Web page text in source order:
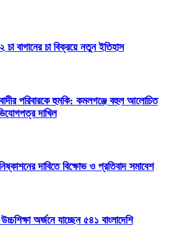
চা বাগানের চা বিক্রয়ে নতুন ইতিহাস
পরিবারকে হুমকি: কমলগঞ্জে বহুল আলোচিত
দাখিল
দাবিতে বিক্ষোভ ও প্রতিবাদ সমাবেশ
অর্জনে যাচ্ছেন ৫৪১ বাংলাদেশি